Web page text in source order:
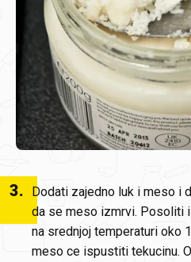
3.
Dodati zajedno luk i meso i
da se meso izmrvi. Posoliti
na srednjoj temperaturi oko
meso ce ispustiti tekucinu.